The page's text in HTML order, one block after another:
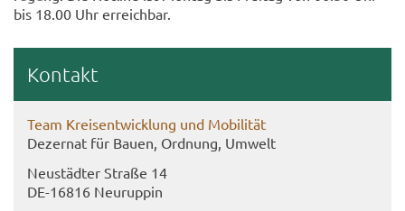
bis 18.00 Uhr er­reich­bar.
Kon­takt
Team Kreis­ent­wick­lung und Mo­bi­li­tät
De­zer­nat für Bauen, Ord­nung, Um­welt
Neu­städ­ter Stra­ße 14
DE-​16816 Neu­rup­pin